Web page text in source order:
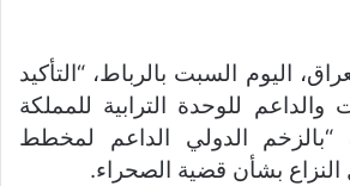
اليوم السبت بالرباط، “التأكيد
والداعم للوحدة الترابية للمملكة
“بالزخم الدولي الداعم لمخطط
النزاع بشأن قضية الصحراء.